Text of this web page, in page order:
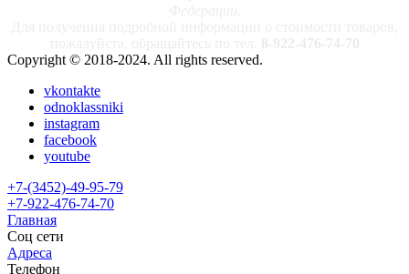
Copyright © 2018-2024. All rights reserved.
vkontakte
odnoklassniki
instagram
facebook
youtube
+7-(3452)-49-95-79
+7-922-476-74-70
Главная
Соц сети
Адреса
Телефон